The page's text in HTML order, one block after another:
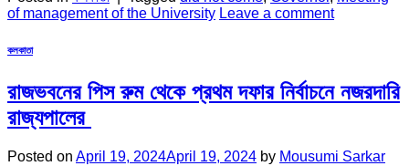
of management of the University Leave a comment
কলকাতা
রাজভবনের পিস রুম থেকে প্রথম দফার নির্বাচনে নজরদারি
রাজ্যপালের
Posted on April 19, 2024April 19, 2024 by Mousumi Sarkar